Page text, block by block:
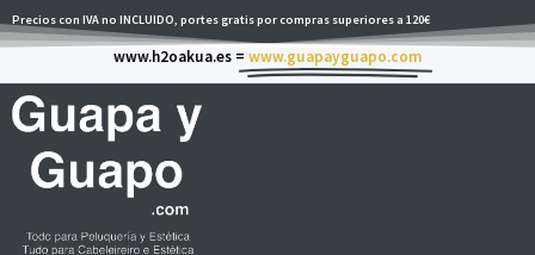
al
Precios con IVA no INCLUIDO, portes gratis por compras superiores a 120€
www.h2oakua.es = www.guapayguapo.com